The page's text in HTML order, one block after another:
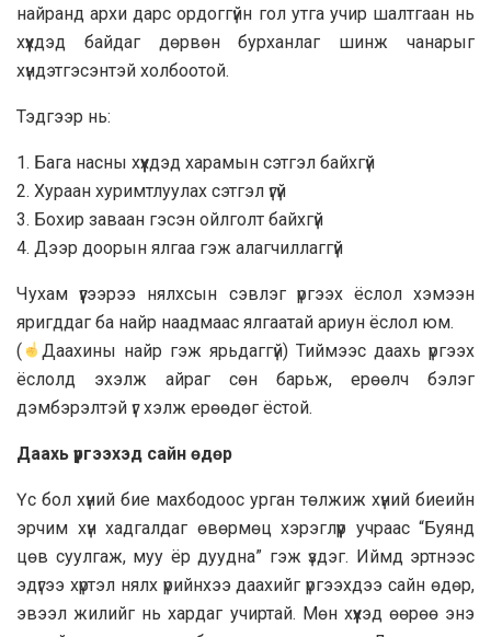
найранд архи дарс ордоггүйн гол утга учир шалтгаан нь
хүүхдэд байдаг дөрвөн бурханлаг шинж чанарыг
хүндэтгэсэнтэй холбоотой.
Тэдгээр нь:
1. Бага насны хүүхдэд харамын сэтгэл байхгүй
2. Хураан хуримтлуулах сэтгэл үгүй
3. Бохир заваан гэсэн ойлголт байхгүй
4. Дээр доорын ялгаа гэж алагчиллаггүй
Чухам үүгээрээ нялхсын сэвлэг үргээх ёслол хэмээн
яригддаг ба найр наадмаас ялгаатай ариун ёслол юм.
(
Даахины найр гэж ярьдаггүй) Тиймээс даахь үргээх
ёслолд эхэлж айраг сөн барьж, ерөөлч бэлэг
дэмбэрэлтэй үг хэлж ерөөдөг ёстой.
Даахь үргээхэд сайн өдөр
Үс бол хүний бие махбодоос урган төлжиж хүний биеийн
эрчим хүн хадгалдаг өвөрмөц хэрэглүүр учраас “Буянд
цөв суулгаж, муу ёр дуудна” гэж үздэг. Иймд эртнээс
эдүгээ хүртэл нялх үрийнхээ даахийг үргээхдээ сайн өдөр,
эвээл жилийг нь хардаг учиртай. Мөн хүүхэд өөрөө энэ